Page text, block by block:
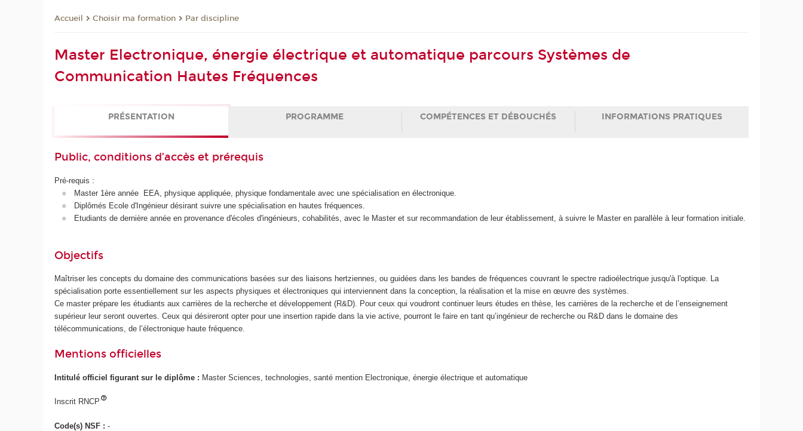
Accueil Choisir ma formation Par discipline
Master Electronique, énergie électrique et automatique parcours Systèmes de
Communication Hautes Fréquences
PRÉSENTATION PROGRAMME COMPÉTENCES ET DÉBOUCHÉS INFORMATIONS PRATIQUES
Public, conditions d’accès et prérequis
Pré-requis :
Master 1ère année EEA, physique appliquée, physique fondamentale avec une spécialisation en électronique.
Diplômés Ecole d'Ingénieur désirant suivre une spécialisation en hautes fréquences.
Etudiants de dernière année en provenance d'écoles d'ingénieurs, cohabilités, avec le Master et sur recommandation de leur établissement, à suivre le Master en parallèle à leur formation initiale.
Objectifs
Maîtriser les concepts du domaine des communications basées sur des liaisons hertziennes, ou guidées dans les bandes de fréquences couvrant le spectre radioélectrique jusqu'à l'optique. La
spécialisation porte essentiellement sur les aspects physiques et électroniques qui interviennent dans la conception, la réalisation et la mise en œuvre des systèmes.
Ce master prépare les étudiants aux carrières de la recherche et développement (R&D). Pour ceux qui voudront continuer leurs études en thèse, les carrières de la recherche et de l’enseignement
supérieur leur seront ouvertes. Ceux qui désireront opter pour une insertion rapide dans la vie active, pourront le faire en tant qu’ingénieur de recherche ou R&D dans le domaine des
télécommunications, de l’électronique haute fréquence.
Mentions officielles
Intitulé officiel figurant sur le diplôme : Master Sciences, technologies, santé mention Electronique, énergie électrique et automatique
Inscrit RNCP
Code(s) NSF :-